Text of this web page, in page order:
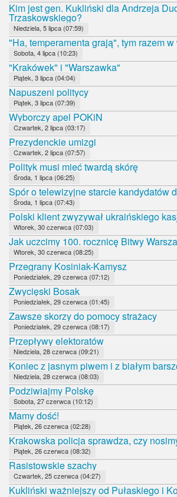
Kim jest gen. Kukliński dla Andrzeja
Trzaskowskiego?
Niedziela, 5 lipca (07:59)
"Ha, temperamenta grają", tym razem
Sobota, 4 lipca (10:23)
"Krakówek" i "Warszawka"
Piątek, 3 lipca (04:04)
Napuszeni politycy
Piątek, 3 lipca (07:39)
Wyborczy apel POKiN
Czwartek, 2 lipca (03:17)
Prezydenckie umizgi
Czwartek, 2 lipca (07:57)
Polityk musi mieć twardą skórę
Środa, 1 lipca (06:25)
Spór o telewizyjne starcie kandydatów
Środa, 1 lipca (07:43)
Polski klient zwyzywał ukraińskiego
Wtorek, 30 czerwca (07:03)
Jak uczcimy 100. rocznicę Bitwy
Wtorek, 30 czerwca (08:25)
Przegrany Kosiniak-Kamysz
Poniedziałek, 29 czerwca (07:12)
Zwycięski Bosak
Poniedziałek, 29 czerwca (01:45)
Zawsze skorzy do pomocy strażacy
Poniedziałek, 29 czerwca (08:17)
Przepływy elektoratów
Niedziela, 28 czerwca (09:21)
Koniec z jasnym piwem i z białym
Niedziela, 28 czerwca (08:03)
Podziwiajmy Polskę
Sobota, 27 czerwca (10:12)
Mamy dość!
Piątek, 26 czerwca (02:28)
Krakowska policja sprawdza, czy
Piątek, 26 czerwca (08:32)
Rasistowskie szachy
Czwartek, 25 czerwca (04:27)
Kukliński ważniejszy od Pułaskiego i